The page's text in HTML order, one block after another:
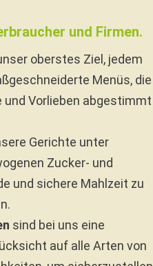
und Firmen.
oberstes Ziel, jedem
Menüs, die
Vorlieben abgestimmt
Gerichte unter
Zucker- und
und sichere Mahlzeit zu
sind bei uns eine
auf alle Arten von